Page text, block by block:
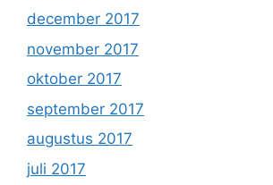
december 2017
november 2017
oktober 2017
september 2017
augustus 2017
juli 2017